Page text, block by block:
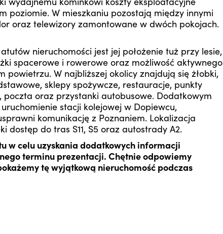
poziomie. W mieszkaniu pozostają między innymi
oraz telewizory zamontowane w dwóch pokojach.
nieruchomości jest jej położenie tuż przy lesie,
spacerowe i rowerowe oraz możliwość aktywnego
powietrzu. W najbliższej okolicy znajdują się żłobki,
sklepy spożywcze, restauracje, punkty
poczta oraz przystanki autobusowe. Dodatkowym
stacji kolejowej w Dopiewcu,
komunikację z Poznaniem. Lokalizacja
dostęp do tras S11, S5 oraz autostrady A2.
w celu uzyskania dodatkowych informacji
terminu prezentacji. Chętnie odpowiemy
tę wyjątkową nieruchomość podczas